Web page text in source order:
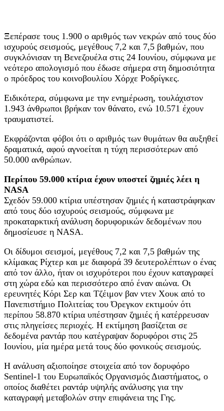
Ξεπέρασε τους 1.900 ο αριθμός των νεκρών από τους δύο
ισχυρούς σεισμούς, μεγέθους 7,2 και 7,5 βαθμών, που
συγκλόνισαν τη Βενεζουέλα στις 24 Ιουνίου, σύμφωνα με
νεότερο απολογισμό που έδωσε σήμερα στη δημοσιότητα
ο πρόεδρος του κοινοβουλίου Χόρχε Ροδρίγκες.
Ειδικότερα, σύμφωνα με την ενημέρωση, τουλάχιστον
1.943 άνθρωποι βρήκαν τον θάνατο, ενώ 10.571 έχουν
τραυματιστεί.
Εκφράζονται φόβοι ότι ο αριθμός των θυμάτων θα αυξηθεί
δραματικά, αφού αγνοείται η τύχη περισσότερων από
50.000 ανθρώπων.
Περίπου 59.000 κτίρια έχουν υποστεί ζημιές λέει η
NASA
Σχεδόν 59.000 κτίρια υπέστησαν ζημιές ή καταστράφηκαν
από τους δύο ισχυρούς σεισμούς, σύμφωνα με
προκαταρκτική ανάλυση δορυφορικών δεδομένων που
δημοσίευσε η NASA.
Οι δίδυμοι σεισμοί, μεγέθους 7,2 και 7,5 βαθμών της
κλίμακας Ρίχτερ και με διαφορά 39 δευτερολέπτων ο ένας
από τον άλλο, ήταν οι ισχυρότεροι που έχουν καταγραφεί
στη χώρα εδώ και περισσότερο από έναν αιώνα. Οι
ερευνητές Κόρι Σερ και Τζέιμον βαν ντεν Χουκ από το
Πανεπιστήμιο Πολιτείας του Όρεγκον εκτιμούν ότι
περίπου 58.870 κτίρια υπέστησαν ζημιές ή κατέρρευσαν
στις πληγείσες περιοχές. Η εκτίμηση βασίζεται σε
δεδομένα ραντάρ που κατέγραψαν δορυφόροι στις 25
Ιουνίου, μία ημέρα μετά τους δύο φονικούς σεισμούς.
Η ανάλυση αξιοποίησε στοιχεία από τον δορυφόρο
Sentinel-1 του Ευρωπαϊκός Οργανισμός Διαστήματος, ο
οποίος διαθέτει ραντάρ υψηλής ανάλυσης για την
καταγραφή μεταβολών στην επιφάνεια της Γης.